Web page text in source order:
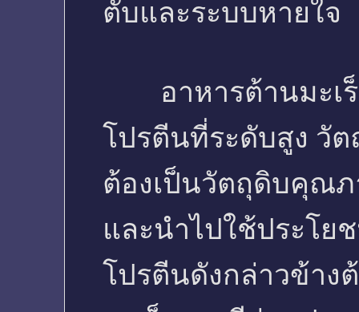
ตับและระบบหายใจ
อาหารต้านมะเร็
โปรตีนที่ระดับสูง วั
ต้องเป็นวัตถุดิบคุณภ
และนำไปใช้ประโย
โปรตีนดังกล่าวข้า